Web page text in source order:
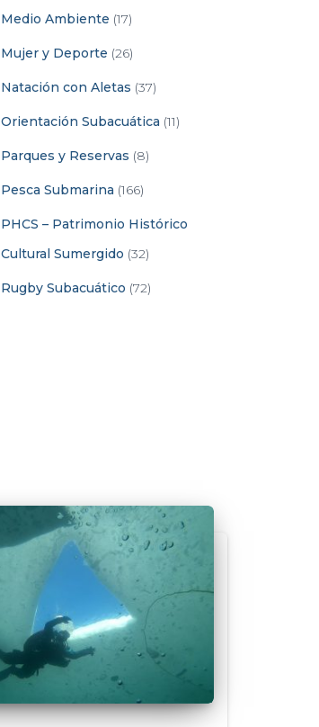
Medio Ambiente (17)
Mujer y Deporte (26)
Natación con Aletas (37)
Orientación Subacuática (11)
Parques y Reservas (8)
Pesca Submarina (166)
PHCS – Patrimonio Histórico
Cultural Sumergido (32)
Rugby Subacuático (72)